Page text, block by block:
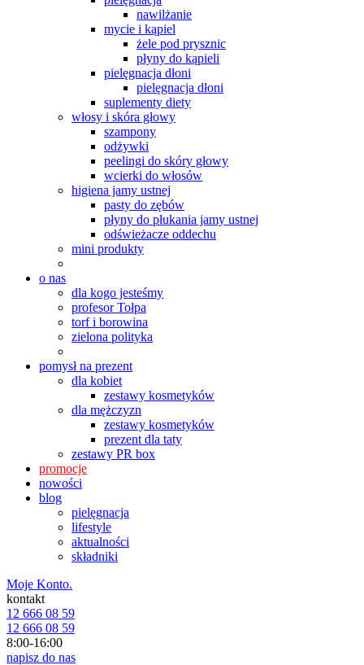
nawilżanie
mycie i kąpiel
żele pod prysznic
płyny do kąpieli
pielęgnacja dłoni
pielęgnacja dłoni
suplementy diety
włosy i skóra głowy
szampony
odżywki
peelingi do skóry głowy
wcierki do włosów
higiena jamy ustnej
pasty do zębów
płyny do płukania jamy ustnej
odświeżacze oddechu
mini produkty
o nas
dla kogo jesteśmy
profesor Tołpa
torf i borowina
zielona polityka
pomysł na prezent
dla kobiet
zestawy kosmetyków
dla mężczyzn
zestawy kosmetyków
prezent dla taty
zestawy PR box
promocje
nowości
blog
pielęgnacja
lifestyle
aktualności
składniki
Moje Konto.
kontakt
12 666 08 59
12 666 08 59
8:00-16:00
napisz do nas